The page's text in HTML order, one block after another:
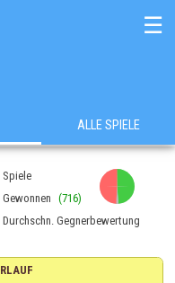
☰
ALLE SPIELE
Spiele
Gewonnen (716)
Durchschn. Gegnerbewertung